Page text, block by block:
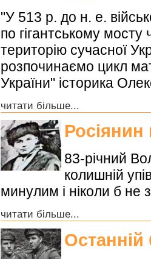
"У 513 р. до н. е.
по гігантському
територію сучасної
розпочинаємо цикл
України" історика
читати більше...
83-річний
колишній
минулим і ніколи б не
читати більше...
Останній